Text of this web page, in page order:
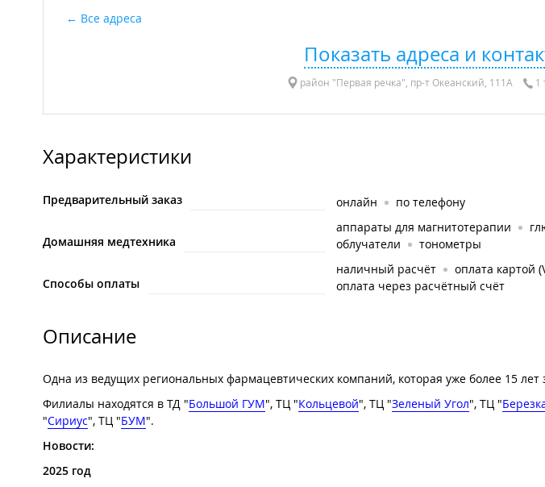
Все адреса
Показать адреса и
район "Первая речка", пр-т Океанский, 111А 1
Характеристики
Предварительный заказ онлайн по телефону
Домашняя медтехника
аппараты для магнитотерапии
облучатели
тонометры
Способы оплаты
наличный расчёт оплата картой
оплата через расчётный счёт
Описание
Одна из ведущих региональных фармацевтических компаний, которая уже более 15 лет
Филиалы находятся в ТД "Большой ГУМ", ТЦ "Кольцевой", ​ТЦ "Зеленый Угол", ТЦ "
"Сириус", ТЦ "БУМ".
Новости:
2025 год